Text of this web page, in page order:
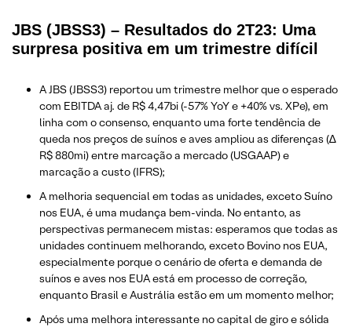
JBS (JBSS3) – Resultados do 2T23: Uma
surpresa positiva em um trimestre difícil
A JBS (JBSS3) reportou um trimestre melhor que o esperado
com EBITDA aj. de R$ 4,47bi (-57% YoY e +40% vs. XPe), em
linha com o consenso, enquanto uma forte tendência de
queda nos preços de suínos e aves ampliou as diferenças (∆
R$ 880mi) entre marcação a mercado (USGAAP) e
marcação a custo (IFRS);
A melhoria sequencial em todas as unidades, exceto Suíno
nos EUA, é uma mudança bem-vinda. No entanto, as
perspectivas permanecem mistas: esperamos que todas as
unidades continuem melhorando, exceto Bovino nos EUA,
especialmente porque o cenário de oferta e demanda de
suínos e aves nos EUA está em processo de correção,
enquanto Brasil e Austrália estão em um momento melhor;
Após uma melhora interessante no capital de giro e sólida